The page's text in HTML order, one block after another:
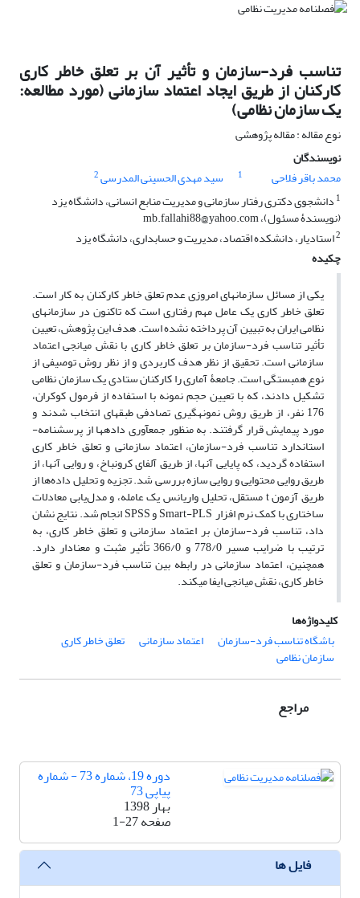
تناسب فرد-سازمان و تأثیر آن بر تعلق خاطر کاری
کارکنان از طریق ایجاد اعتماد سازمانی (مورد مطالعه:
یک سازمان نظامی)
نوع مقاله : مقاله پژوهشی
نویسندگان
محمد باقر فلاحی
1 سید مهدی الحسینی المدرسی2
1 دانشجوی دکتری رفتار سازمانی و مدیریت منابع انسانی، دانشگاه یزد
(نویسندۀ مسئول)، mb.fallahi88@yahoo.com
2استادیار، دانشکده اقتصاد، مدیریت و حسابداری، دانشگاه یزد
چکیده
یکی از مسائل سازمان­های امروزی عدم تعلق خاطر کارکنان به کار است.
تعلق خاطر کاری یک عامل مهم رفتاری است که تاکنون در سازمان­های
نظامی ایران به تبیین آن پرداخته نشده است. هدف این پژوهش، تعیین
تأثیر تناسب فرد-سازمان بر تعلق خاطر کاری با نقش میانجی اعتماد
سازمانی است. تحقیق از نظر هدف کاربردی و از نظر روش توصیفی از
نوع همبستگی است. جامعۀ آماری را کارکنان ستادی یک سازمان نظامی
تشکیل دادند، که با تعیین حجم نمونه با استفاده از فرمول کوکران،
176 نفر، از طریق روش نمونه­گیری تصادفی­ طبقه­ای انتخاب شدند و
مورد پیمایش قرار گرفتند. به منظور جمع­آوری داده­ها از پرسشنامه­
استاندارد تناسب فرد-سازمان، اعتماد سازمانی و تعلق خاطر کاری
استفاده گردید، که پایایی آن­ها، از طریق آلفای کرونباخ، و روایی آن­ها، از
طریق روایی محتوایی و روایی سازه بررسی شد. تجزیه و تحلیل داده‌ها از
طریق آزمون t مستقل، تحلیل واریانس یک عامله، و مدل‌یابی معادلات
ساختاری با کمک نرم افزار Smart-PLS و SPSS انجام شد. نتایج نشان
داد، تناسب فرد-سازمان بر اعتماد سازمانی و تعلق خاطر کاری، به
ترتیب با ضرایب مسیر 778/0 و 366/0 تأثیر مثبت و معنادار دارد.
همچنین، اعتماد سازمانی در رابطه بین تناسب فرد-سازمان و تعلق
خاطر کاری، نقش میانجی ایفا می­کند.
کلیدواژه‌ها
باشگاه تناسب فرد-سازمان
اعتماد سازمانی تعلق خاطر کاری
سازمان نظامی
مراجع
دوره 19، شماره 73 - شماره
پیاپی 73
بهار 1398
صفحه1-27
فایل ها